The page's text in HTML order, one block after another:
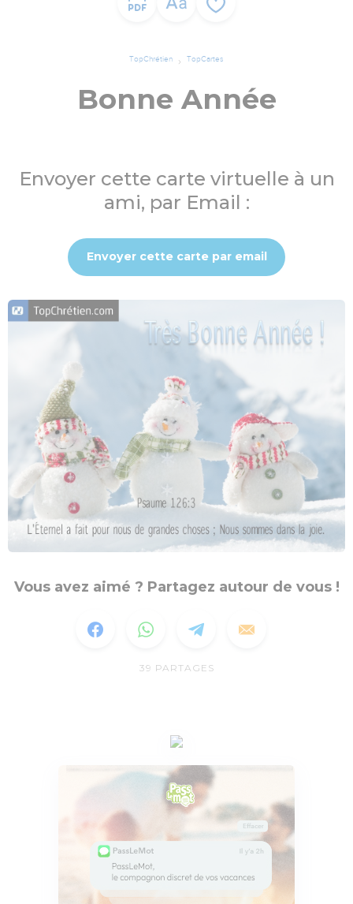
TopChrétien TopCartes
Bonne Année
Envoyer cette carte virtuelle à un
ami, par Email :
Envoyer cette carte par email
Vous avez aimé ? Partagez autour de vous !
39 PARTAGES